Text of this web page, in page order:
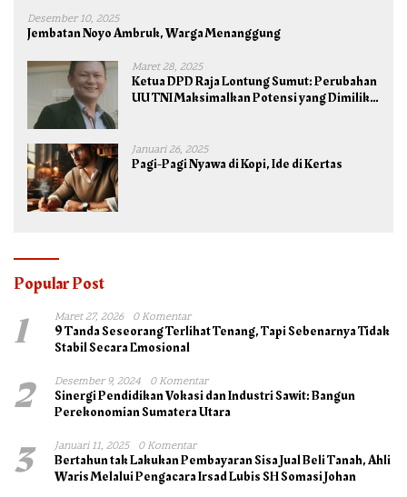
Desember 10, 2025
Jembatan Noyo Ambruk, Warga Menanggung
Maret 28, 2025
Ketua DPD Raja Lontung Sumut: Perubahan
UU TNI Maksimalkan Potensi yang Dimiliki
Januari 26, 2025
Pagi-Pagi Nyawa di Kopi, Ide di Kertas
Popular Post
1 Maret 27, 2026 0 Komentar
9 Tanda Seseorang Terlihat Tenang, Tapi Sebenarnya Tidak
Stabil Secara Emosional
2 Desember 9, 2024 0 Komentar
Sinergi Pendidikan Vokasi dan Industri Sawit: Bangun
Perekonomian Sumatera Utara
3 Januari 11, 2025 0 Komentar
Bertahun tak Lakukan Pembayaran Sisa Jual Beli Tanah, Ahli
Waris Melalui Pengacara Irsad Lubis SH Somasi Johan